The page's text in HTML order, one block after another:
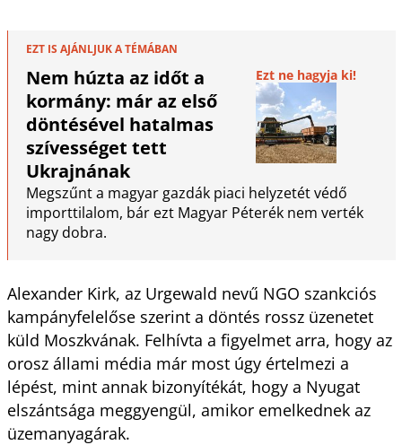
EZT IS AJÁNLJUK A TÉMÁBAN
Nem húzta az időt a
kormány: már az első
döntésével hatalmas
szívességet tett
Ukrajnának
Ezt ne hagyja ki!
Megszűnt a magyar gazdák piaci helyzetét védő
importtilalom, bár ezt Magyar Péterék nem verték
nagy dobra.
Alexander Kirk, az Urgewald nevű NGO szankciós
kampányfelelőse szerint a döntés rossz üzenetet
küld Moszkvának. Felhívta a figyelmet arra, hogy az
orosz állami média már most úgy értelmezi a
lépést, mint annak bizonyítékát, hogy a Nyugat
elszántsága meggyengül, amikor emelkednek az
üzemanyagárak.